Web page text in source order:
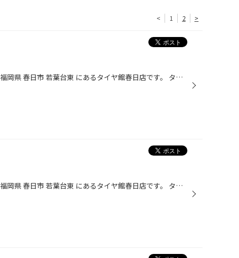
< 1 2 >
皆さんこんにちはヾ(≧▽≦)ﾉ 福岡県 春日市 若葉台東 にあるタイヤ館春日店です。 タイヤ館春日店のHPをご覧いただき誠にありがとうございます！ タイヤ館春日店の、4月の定休日は 2日・9日・16日・23日 となっております。 ご迷惑をおかけいたしますが、 ご来店の際はご注意くださいませm(_ _)m
皆さんこんにちはヾ(≧▽≦)ﾉ 福岡県 春日市 若葉台東 にあるタイヤ館春日店です。 タイヤ館春日店のHPをご覧いただき 誠にありがとうございます！ 26日(水)は定休日となっております。 ご迷惑をおかけいたしますが、 ご来店の際はご注意くださいませm(_ _)m